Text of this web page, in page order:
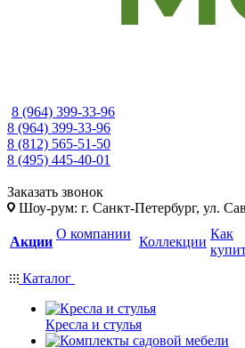
8 (964) 399-33-96
8 (964) 399-33-96
8 (812) 565-51-50
8 (495) 445-40-01
Заказать звонок
Шоу-рум: г. Санкт-Петербург, ул.
Акции
О компании
Коллекции
Как
Каталог
Кресла и стулья